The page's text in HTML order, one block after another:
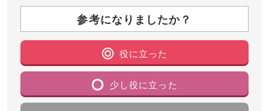
参考になりましたか？
役に立った
少し役に立った